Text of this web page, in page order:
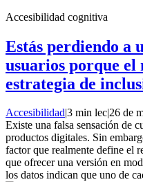
Accesibilidad cognitiva
Estás perdiendo a
usuarios porque el
estrategia de
Accesibilidad3 min lec26 de
Existe una falsa sensación de
productos digitales. Sin
factor que realmente define el
que ofrecer una versión en
los datos indican que uno de